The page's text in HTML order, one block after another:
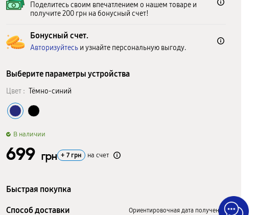
Поделитесь своим впечатлением о нашем товаре и
получите 200 грн на бонусный счет!
Бонусный счет.
Авторизуйтесь и узнайте персональную выгоду.
Выберите параметры устройства
Цвет : Тёмно-синий
B наличии
699 грн + 7 грн на счет
Быстрая покупка
Способ доставки Ориентировочная дата получения